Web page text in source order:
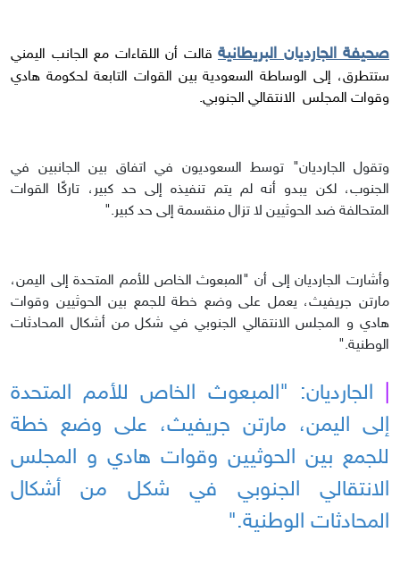
صحيفة الجارديان البريطانية قالت أن اللقاءات مع الجانب اليمني
ستتطرق، إلى الوساطة السعودية بين القوات التابعة لحكومة هادي
وقوات المجلس الانتقالي الجنوبي.
وتقول الجارديان" توسط السعوديون في اتفاق بين الجانبين في
الجنوب، لكن يبدو أنه لم يتم تنفيذه إلى حد كبير، تاركًا القوات
المتحالفة ضد الحوثيين لا تزال منقسمة إلى حد كبير."
وأشارت الجارديان إلى أن "المبعوث الخاص للأمم المتحدة إلى اليمن،
مارتن جريفيث، يعمل على وضع خطة للجمع بين الحوثيين وقوات
هادي و المجلس الانتقالي الجنوبي في شكل من أشكال المحادثات
الوطنية."
الجارديان: "المبعوث الخاص للأمم المتحدة
إلى اليمن، مارتن جريفيث، على وضع خطة
للجمع بين الحوثيين وقوات هادي و المجلس
الانتقالي الجنوبي في شكل من أشكال
المحادثات الوطنية."